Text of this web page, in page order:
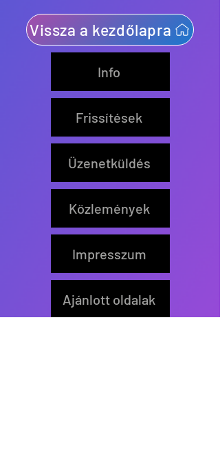
Vissza a kezdőlapra
Info
Frissítések
Üzenetküldés
Közlemények
Impresszum
Ajánlott oldalak